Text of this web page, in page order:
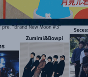
観覧】JUST RIGHT!! vol.27